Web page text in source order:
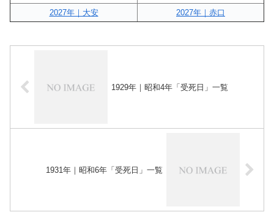
2027年｜大安
2027年｜赤口
1929年｜昭和4年「受死日」一覧
1931年｜昭和6年「受死日」一覧